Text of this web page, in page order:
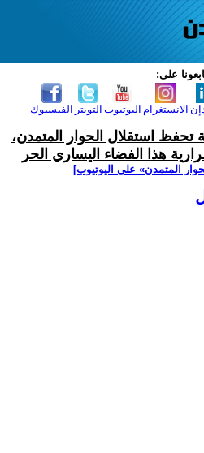
على:
الفيسبوك التويتر اليوتيوب الانستغرام
تحفظ استقلال الحوار المتمدن،
هذا الفضاء اليساري الحر
المتمدن» على اليوتيوب]